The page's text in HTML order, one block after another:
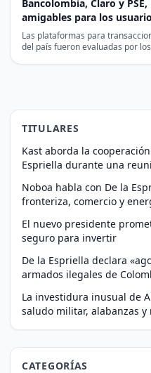
Bancolombia, Claro y
amigables para los
Las plataformas para
del país fueron evaluadas por
TITULARES
Kast aborda la
Espriella durante una
Noboa habla con De la
fronteriza, comercio y
El nuevo presidente
seguro para invertir
De la Espriella declara
armados ilegales de
La investidura inusual de
saludo militar, alabanzas y
CATEGORÍAS